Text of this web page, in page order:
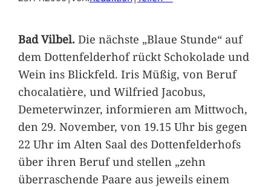
Bad Vilbel.Die nächste „Blaue Stunde“ auf
dem Dottenfelderhof rückt Schokolade und
Wein ins Blickfeld. Iris Müßig, von Beruf
chocalatière, und Wilfried Jacobus,
Demeterwinzer, informieren am Mittwoch,
den 29. November, von 19.15 Uhr bis gegen
22 Uhr im Alten Saal des Dottenfelderhofs
über ihren Beruf und stellen „zehn
überraschende Paare aus jeweils einem